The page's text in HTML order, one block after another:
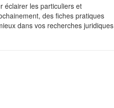
éclairer les particuliers et
des fiches pratiques
dans vos recherches juridiques